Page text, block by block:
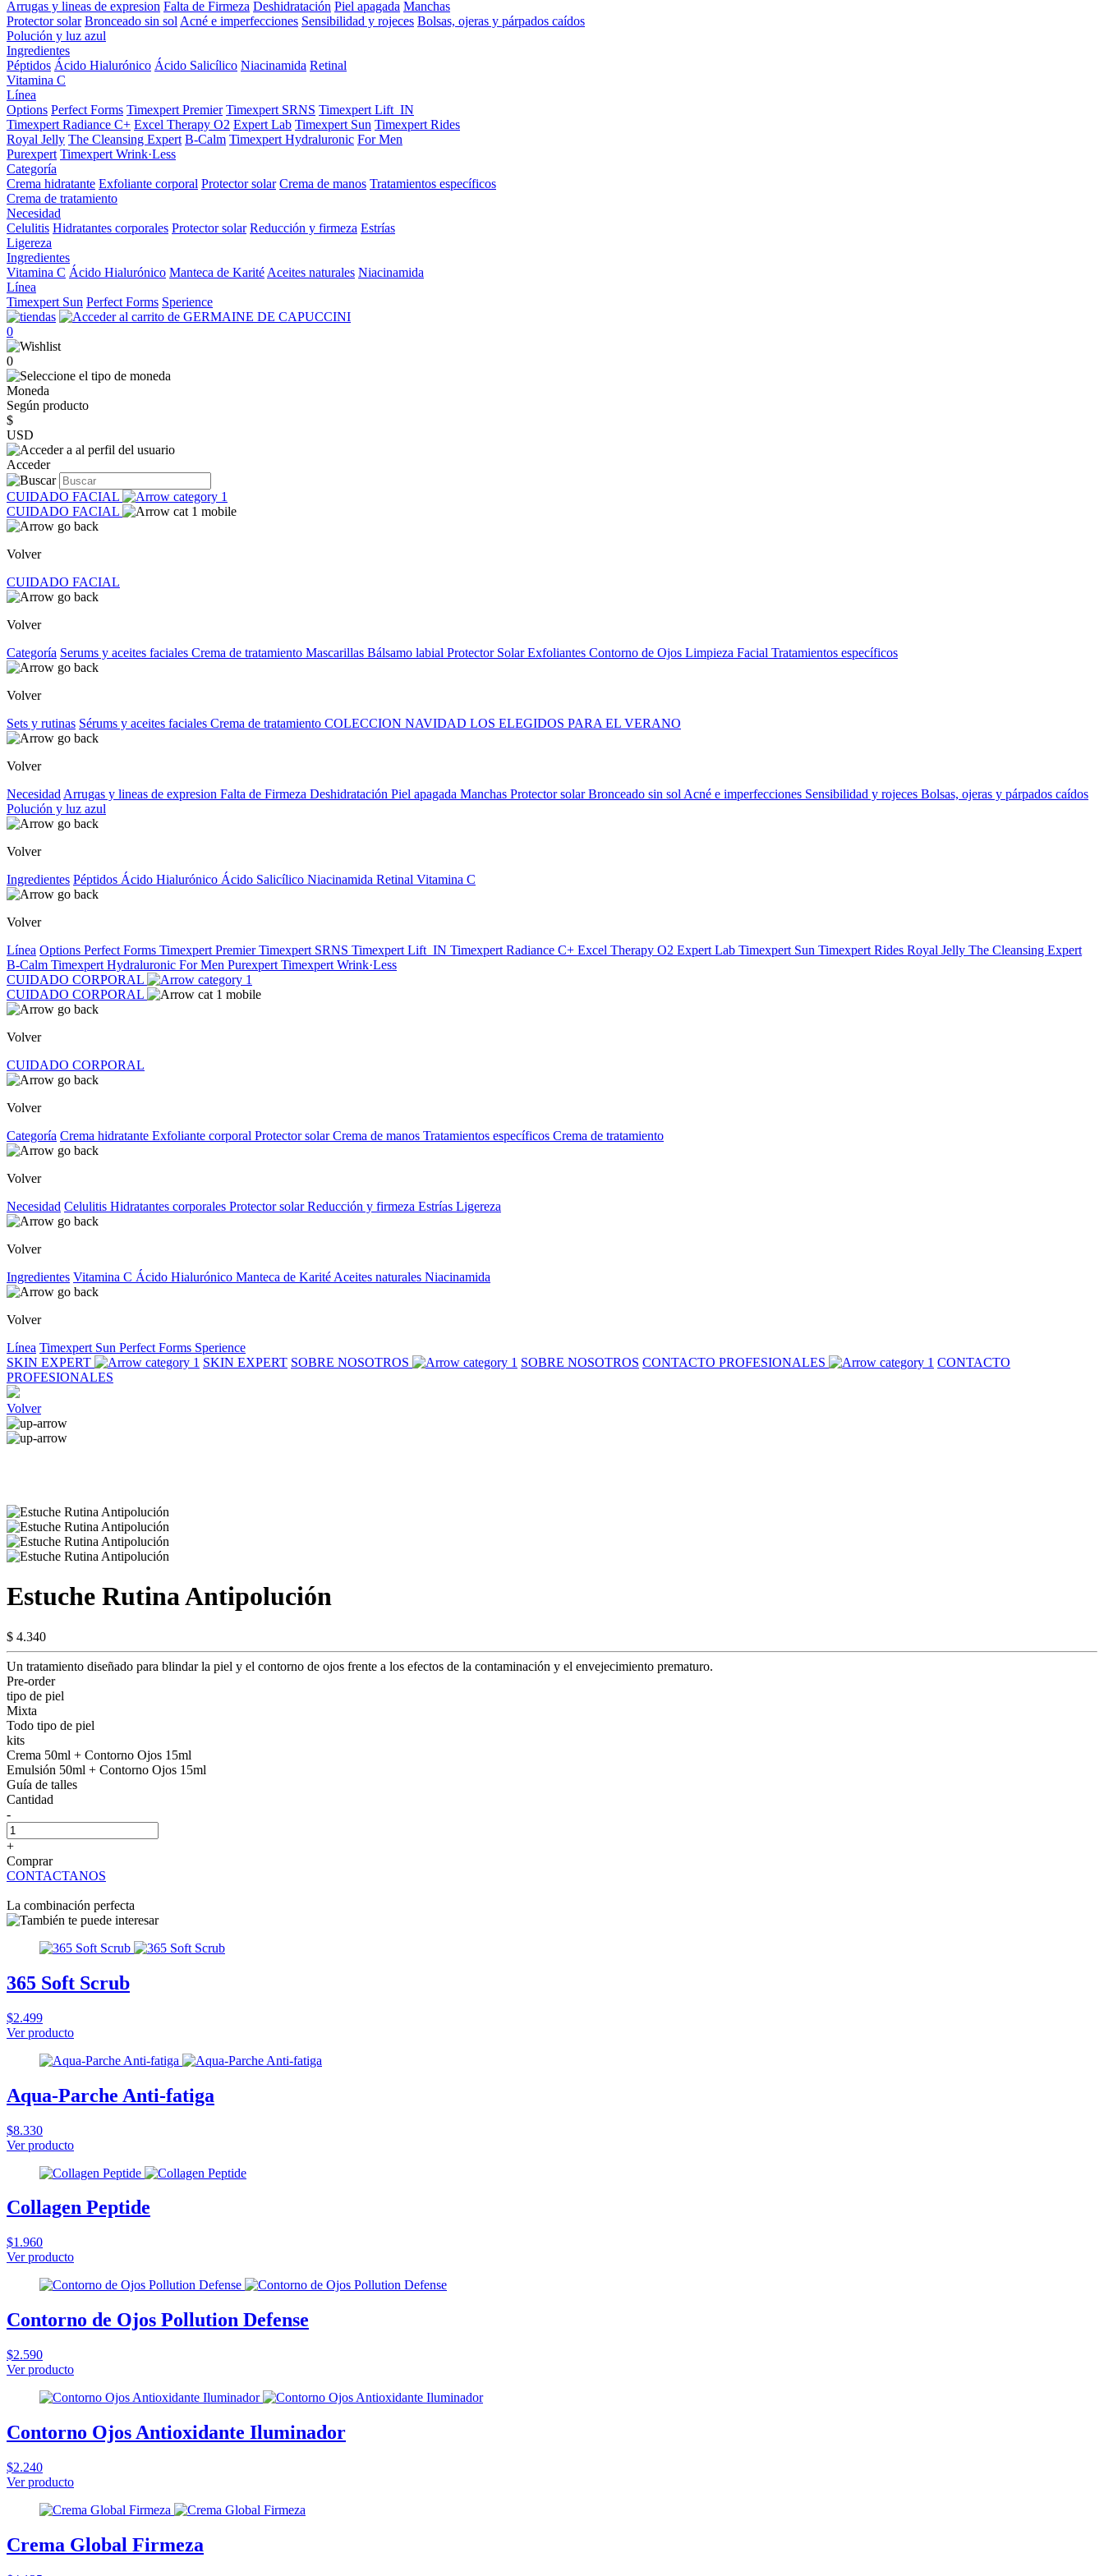
Arrugas y lineas de expresion Falta de Firmeza Deshidratación Piel apagada Manchas
Protector solar Bronceado sin sol Acné e imperfecciones Sensibilidad y rojeces Bolsas, ojeras y párpados caídos
Polución y luz azul
Ingredientes
Péptidos Ácido Hialurónico Ácido Salicílico Niacinamida Retinal
Vitamina C
Línea
Options Perfect Forms Timexpert Premier Timexpert SRNS Timexpert Lift_IN
Timexpert Radiance C+ Excel Therapy O2 Expert Lab Timexpert Sun Timexpert Rides
Royal Jelly The Cleansing Expert B-Calm Timexpert Hydraluronic For Men
Purexpert Timexpert Wrink·Less
Categoría
Crema hidratante Exfoliante corporal Protector solar Crema de manos Tratamientos específicos
Crema de tratamiento
Necesidad
Celulitis Hidratantes corporales Protector solar Reducción y firmeza Estrías
Ligereza
Ingredientes
Vitamina C Ácido Hialurónico Manteca de Karité Aceites naturales Niacinamida
Línea
Timexpert Sun Perfect Forms Sperience
0
0
Moneda
Según producto
$
USD
Acceder
CUIDADO FACIAL
CUIDADO FACIAL
Volver
CUIDADO FACIAL
Volver
Categoría Serums y aceites faciales Crema de tratamiento Mascarillas Bálsamo labial Protector SolarExfoliantes Contorno de Ojos Limpieza Facial Tratamientos específicos
Volver
Sets y rutinas Sérums y aceites faciales Crema de tratamiento COLECCION NAVIDAD LOS ELEGIDOS PARA EL VERANO
Volver
Necesidad Arrugas y lineas de expresion Falta de Firmeza Deshidratación Piel apagada Manchas Protector solarBronceado sin sol Acné e imperfecciones Sensibilidad y rojeces Bolsas, ojeras y párpados caídos
Polución y luz azul
Volver
Ingredientes Péptidos Ácido Hialurónico Ácido Salicílico Niacinamida Retinal Vitamina C
Volver
Línea Options Perfect Forms Timexpert PremierTimexpert SRNS Timexpert Lift_IN Timexpert Radiance C+ Excel Therapy O2 Expert Lab Timexpert Sun Timexpert Rides Royal Jelly The Cleansing Expert
B-Calm Timexpert Hydraluronic For Men Purexpert Timexpert Wrink·Less
CUIDADO CORPORAL
CUIDADO CORPORAL
Volver
CUIDADO CORPORAL
Volver
Categoría Crema hidratante Exfoliante corporal Protector solarCrema de manos Tratamientos específicos Crema de tratamiento
Volver
Necesidad Celulitis Hidratantes corporales Protector solarReducción y firmeza Estrías Ligereza
Volver
Ingredientes Vitamina C Ácido Hialurónico Manteca de Karité Aceites naturales Niacinamida
Volver
Línea Timexpert Sun Perfect Forms Sperience
SKIN EXPERT
SKIN EXPERT SOBRE NOSOTROS SOBRE NOSOTROS CONTACTO PROFESIONALES
CONTACTO
PROFESIONALES
Volver
Estuche Rutina Antipolución
$ 4.340
Un tratamiento diseñado para blindar la piel y el contorno de ojos frente a los efectos de la contaminación y el envejecimiento prematuro.
Pre-order
tipo de piel
Mixta
Todo tipo de piel
kits
Crema 50ml + Contorno Ojos 15ml
Emulsión 50ml + Contorno Ojos 15ml
Guía de talles
Cantidad
-
+
Comprar
CONTACTANOS
La combinación perfecta
365 Soft Scrub
$2.499
Ver producto
Aqua-Parche Anti-fatiga
$8.330
Ver producto
Collagen Peptide
$1.960
Ver producto
Contorno de Ojos Pollution Defense
$2.590
Ver producto
Contorno Ojos Antioxidante Iluminador
$2.240
Ver producto
Crema Global Firmeza